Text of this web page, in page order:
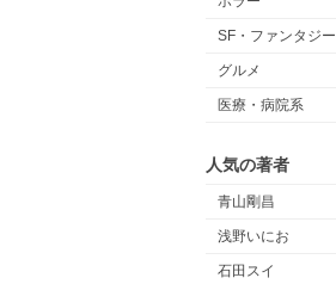
SF・ファンタジー
グルメ
医療・病院系
人気の著者
青山剛昌
浅野いにお
石田スイ